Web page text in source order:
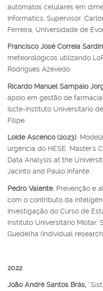
autómatos celulares em
Informatics, Supervisor:
Ferreira, Universidade de
Francisco José Correia
meteorológicos utilizando
Rodrigues Azevedo.
Ricardo Manuel Sampaio
apoio em gestão de
Iscte-Instituto Universitário
Filipe.
Loide Ascenco (2023).
urgência do HESE. Master's
Data Analysis at the
Jacinto and Paulo Infante.
Pedro Valente. Prevenção e
com o contributo da
Investigação do Curso de
Instituto Universitário Militar.
Guedelha (Individual
2022
João André Santos Brás,